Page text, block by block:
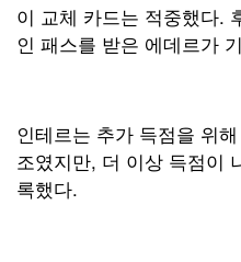
이 교체 카드는 적중했다.
인 패스를 받은 에데르가
인테르는 추가 득점을 위
조였지만, 더 이상 득점이
록했다.